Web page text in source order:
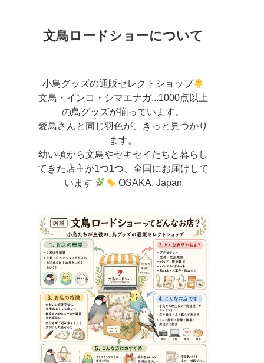
文鳥ロードショーについて
小鳥グッズの通販セレクトショップ
文鳥・インコ・シマエナガ...1000点以上
の鳥グッズが揃っています。
愛鳥さんと同じ羽色が、きっと見つかり
ます。
幼い頃から文鳥やセキセイたちと暮らし
てきた店主が1つ1つ、全国にお届けして
います
OSAKA, Japan